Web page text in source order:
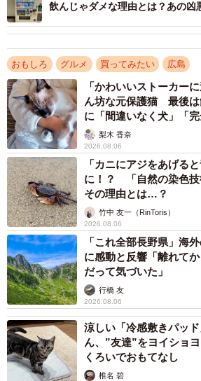
飲んじゃダメな理由とは？あの凶
おもしろ グルメ 買ってみたい 広島
「かわいいストーカー
ん坊な元保護猫 最後は
に「間違いなく犬」「
梨木 香奈
2026.08.06
「カニにアジをあげる
に！？ 「自然の染色
その理由とは…？
竹中 友一（RinToris）
2026.08.06
「これ全部長野県」海
に感動と反響「離れて
だって気づいた」
行橋 友
2026.08.06
涼しい「冷感敷きパッ
ん、”友達”をヨイショ
くろいでおもてなし
椎名 碧